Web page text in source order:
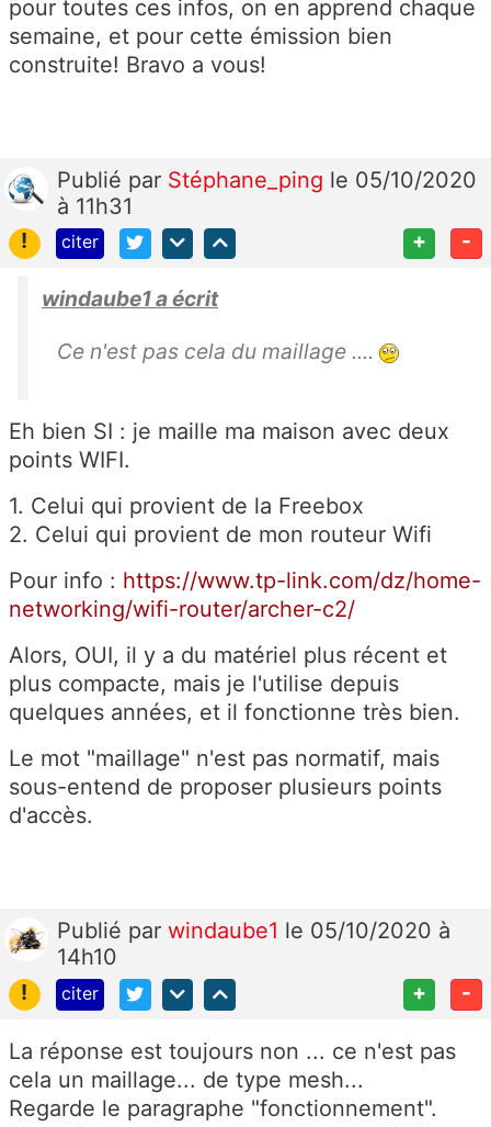
pour toutes ces infos, on en apprend chaque
semaine, et pour cette émission bien
construite! Bravo a vous!
Publié par Stéphane_ping le 05/10/2020
à 11h31
!
citer + -
windaube1 a écrit
Ce n'est pas cela du maillage ....
Eh bien SI : je maille ma maison avec deux
points WIFI.
1. Celui qui provient de la Freebox
2. Celui qui provient de mon routeur Wifi
Pour info : https://www.tp-link.com/dz/home-
networking/wifi-router/archer-c2/
Alors, OUI, il y a du matériel plus récent et
plus compacte, mais je l'utilise depuis
quelques années, et il fonctionne très bien.
Le mot "maillage" n'est pas normatif, mais
sous-entend de proposer plusieurs points
d'accès.
Publié par windaube1 le 05/10/2020 à
14h10
!
citer + -
La réponse est toujours non ... ce n'est pas
cela un maillage... de type mesh...
Regarde le paragraphe "fonctionnement".